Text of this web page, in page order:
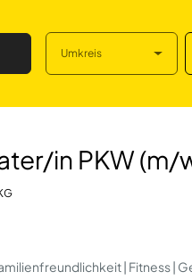
Finden Umkreis
w/d)
in PKW
| Fitness |